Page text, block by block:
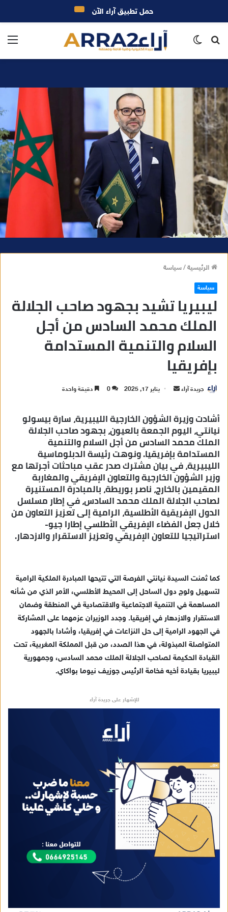
بحث
الرئيسية/سياسة
سياسة
ليبيريا تشيد بجهود صاحب الجلالة
الملك محمد السادس من أجل
السلام والتنمية المستدامة
بإفريقيا
جريدة آراء
ب
د
ا
إ
ل
ك
ت
ا
يناير 17, 2025 0 دقيقة واحدة
أشادت وزيرة الشؤون الخارجية الليبيرية، سارة بيسولو
نيانتي، اليوم الجمعة بالعيون، بجهود صاحب الجلالة
الملك محمد السادس من أجل السلام والتنمية
المستدامة بإفريقيا. ونوهت رئيسة الدبلوماسية
الليبيرية، في بيان مشترك صدر عقب مباحثات أجرتها مع
وزير الشؤون الخارجية والتعاون الإفريقي والمغاربة
المقيمين بالخارج، ناصر بوريطة، بالمبادرة المستنيرة
لصاحب الجلالة الملك محمد السادس، في إطار مسلسل
الدول الإفريقية الأطلسية، الرامية إلى تعزيز التعاون من
خلال جعل الفضاء الإفريقي الأطلسي إطارا جيو-
استراتيجيا للتعاون الإفريقي وتعزيز الاستقرار والازدهار.
كما ثمنت السيدة نيانتي الفرصة التي تتيحها المبادرة الملكية الرامية
لتسهيل ولوج دول الساحل إلى المحيط الأطلسي، الأمر الذي من شأنه
المساهمة في التنمية الاجتماعية والاقتصادية في المنطقة وضمان
الاستقرار والازدهار في إفريقيا. وجدد الوزيران عزمهما على المشاركة
في الجهود الرامية إلى حل النزاعات في إفريقيا، وأشادا بالجهود
المتواصلة المبذولة، في هذا الصدد، من قبل المملكة المغربية، تحت
القيادة الحكيمة لصاحب الجلالة الملك محمد السادس، وجمهورية
ليبيريا بقيادة أخيه فخامة الرئيس جوزيف نيوما بواكاي.
للإشهار على جريدة آراء
حمل تطبيق آراء الآن